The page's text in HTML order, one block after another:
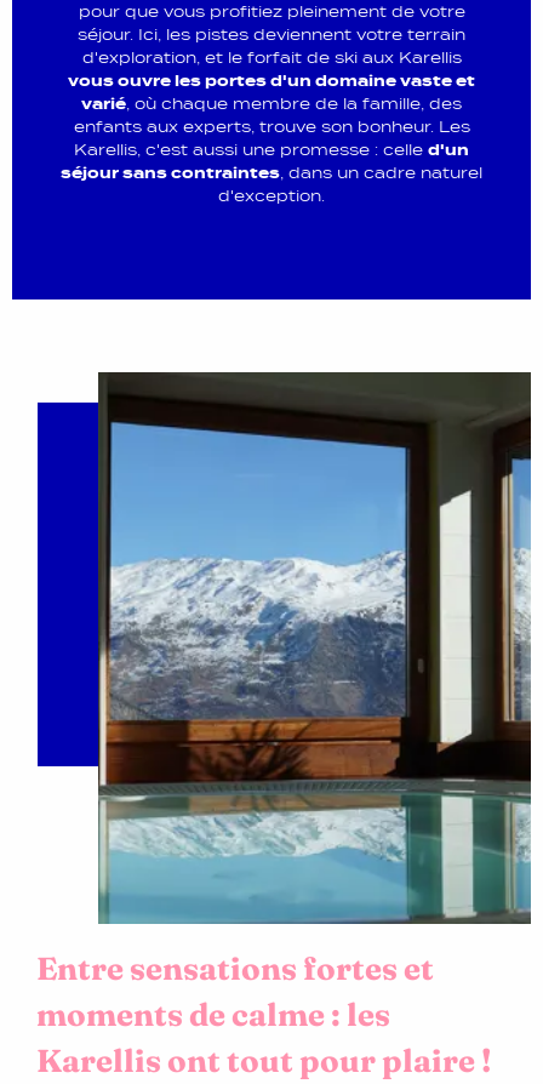
pour que vous profitiez pleinement de votre
séjour. Ici, les pistes deviennent votre terrain
d'exploration, et le forfait de ski aux Karellis
vous ouvre les portes d'un domaine vaste et
varié, où chaque membre de la famille, des
enfants aux experts, trouve son bonheur. Les
Karellis, c'est aussi une promesse : celle d'un
séjour sans contraintes, dans un cadre naturel
d'exception.
Entre sensations fortes et
moments de calme : les
Karellis ont tout pour plaire !